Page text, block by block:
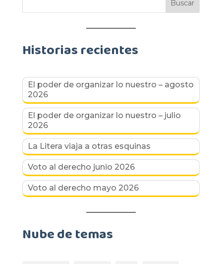
Historias recientes
El poder de organizar lo nuestro – agosto
2026
El poder de organizar lo nuestro – julio
2026
La Litera viaja a otras esquinas
Voto al derecho junio 2026
Voto al derecho mayo 2026
Nube de temas